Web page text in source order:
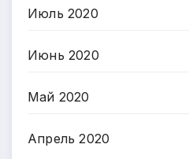
Июль 2020
Июнь 2020
Май 2020
Апрель 2020